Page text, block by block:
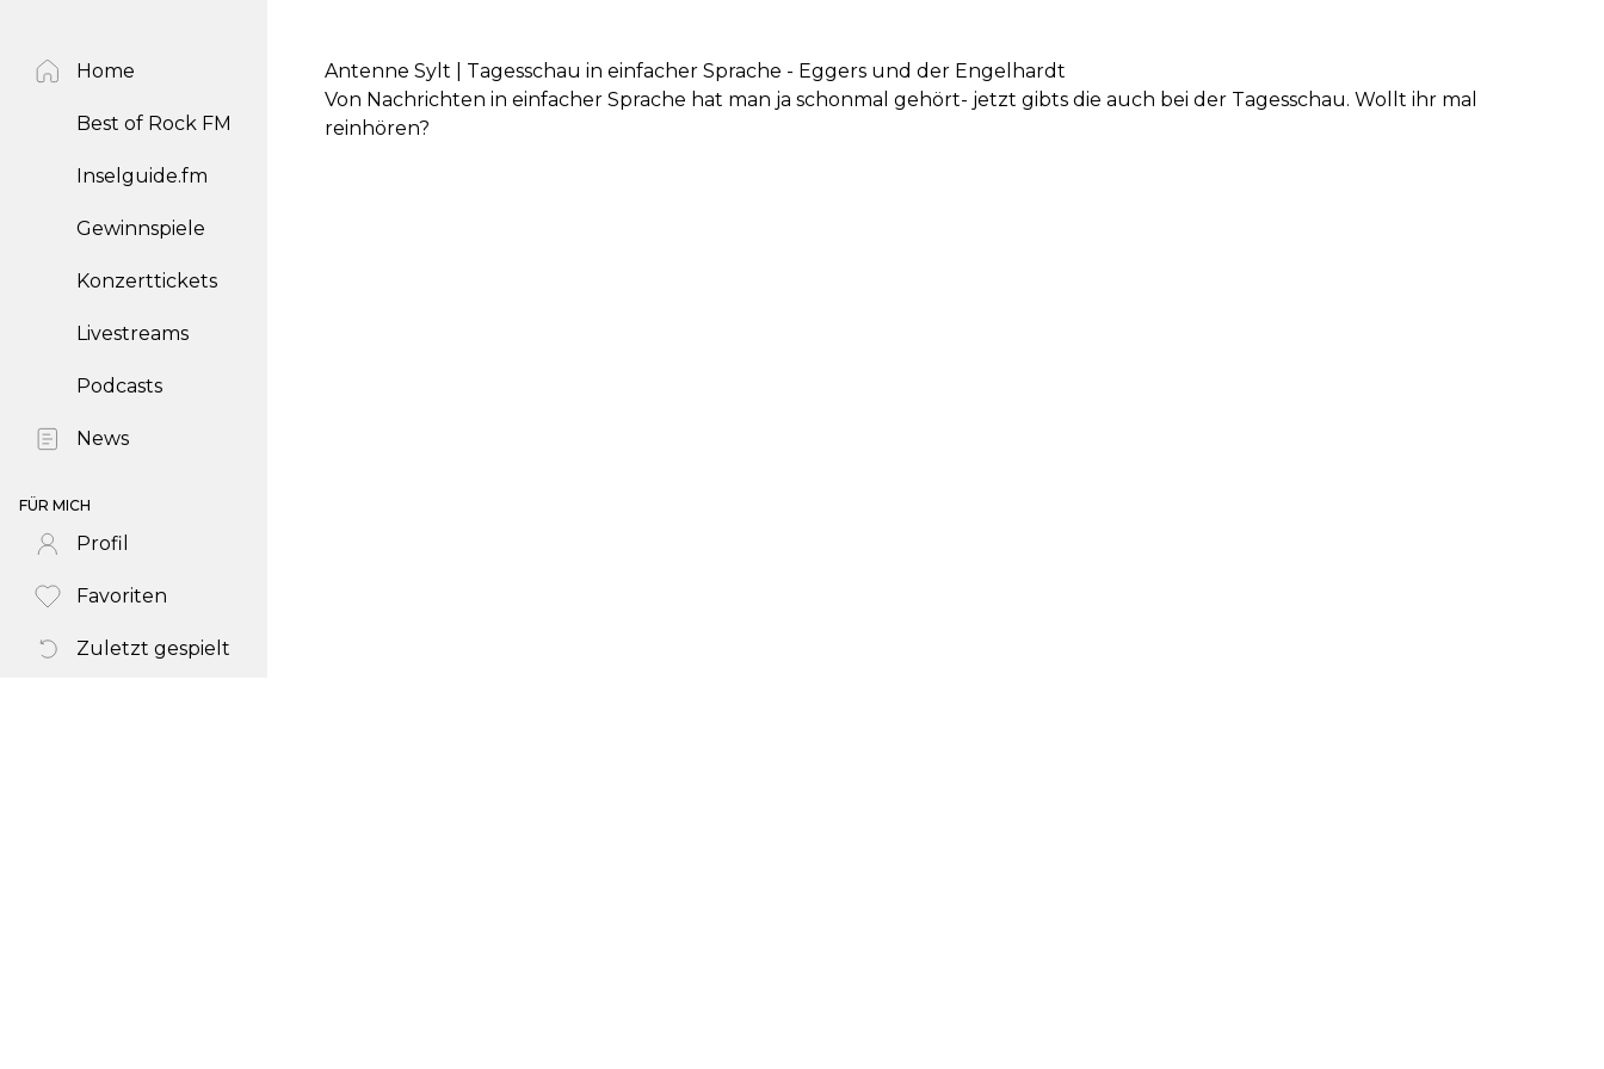
Home
Best of Rock FM
Inselguide.fm
Gewinnspiele
Konzerttickets
Livestreams
Podcasts
News
FÜR MICH
Profil
Favoriten
Zuletzt gespielt
Antenne Sylt | Tagesschau in einfacher Sprache - Eggers und der Engelhardt
Von Nachrichten in einfacher Sprache hat man ja schonmal gehört- jetzt gibts die auch bei der Tagesschau. Wollt ihr mal
reinhören?